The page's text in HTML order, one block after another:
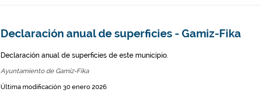
Declaración anual de superficies - Gamiz-Fika
Declaración anual de superficies de este municipio.
Ayuntamiento de Gamiz-Fika
Última modificación 30 enero 2026